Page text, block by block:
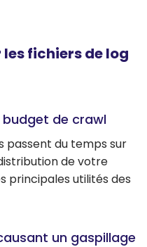
fichiers de log
de crawl
passent du temps sur
de votre
principales utilités des
un gaspillage